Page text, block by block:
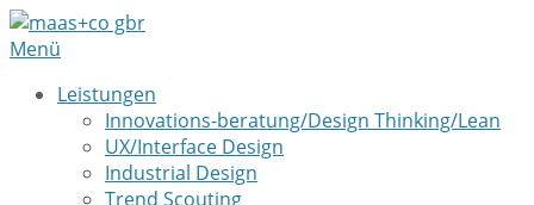
Menü
Leistungen
Innovations-beratung/Design Thinking/Lean
UX/Interface Design
Industrial Design
Trend Scouting